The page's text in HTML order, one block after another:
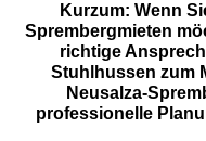
Kurzum: Wenn
Sprembergmieten
richtige
Stuhlhussen zum
Neusalza-
professionelle